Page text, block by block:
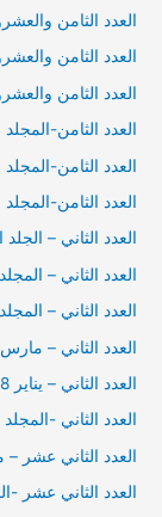
العدد الثامن
العدد الثامن
العدد الثامن
العدد الثامن-المجلد
العدد الثامن-
العدد الثامن-المجلد
العدد الثاني –
العدد الثاني –
العدد الثاني –
العدد الثاني – مارس 2017
العدد الثاني – يناير 2018
العدد الثاني -
العدد الثاني عشر –
العدد الثاني عشر -